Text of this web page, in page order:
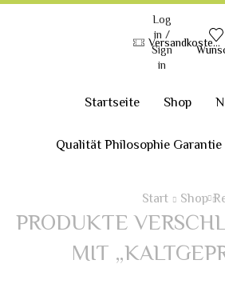
Versandkostenfrei ab 120.-€ innerhalb Deutschland
Log
in /
Sign
in
Startseite Shop
Qualität Philosophie Garantie
Start Shop
PRODUKTE
MIT